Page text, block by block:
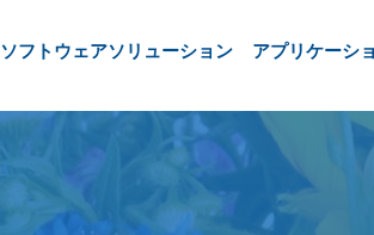
ソフトウェアソリューション アプリケーシ